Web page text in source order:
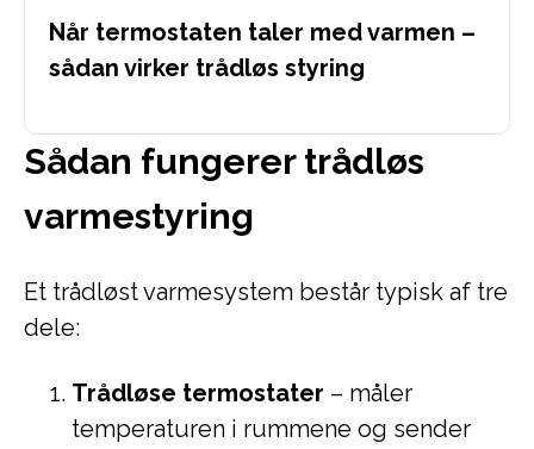
Når termostaten taler med varmen –
sådan virker trådløs styring
Sådan fungerer trådløs
varmestyring
Et trådløst varmesystem består typisk af tre
dele:
Trådløse termostater – måler
temperaturen i rummene og sender